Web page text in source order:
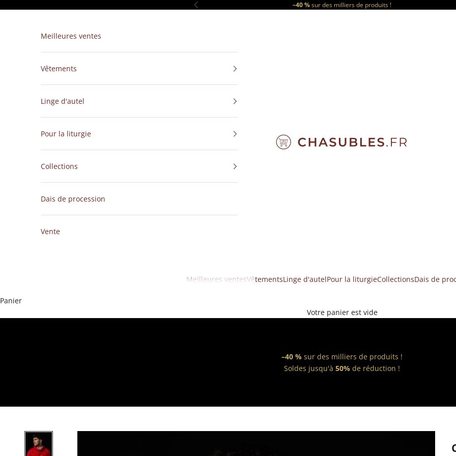
Précédent –40 %sur des milliers de produits !
CHASUBLES.FR
Meilleures ventesVêtementsLinge d'autelPour la liturgieCollectionsDais de
Meilleures ventes
Vêtements
Linge d'autel
Pour la liturgie
Collections
Dais de procession
Vente
Panier
Votre panier est vide
–40 % sur des milliers de produits !
Soldes jusqu'à 50% de réduction !